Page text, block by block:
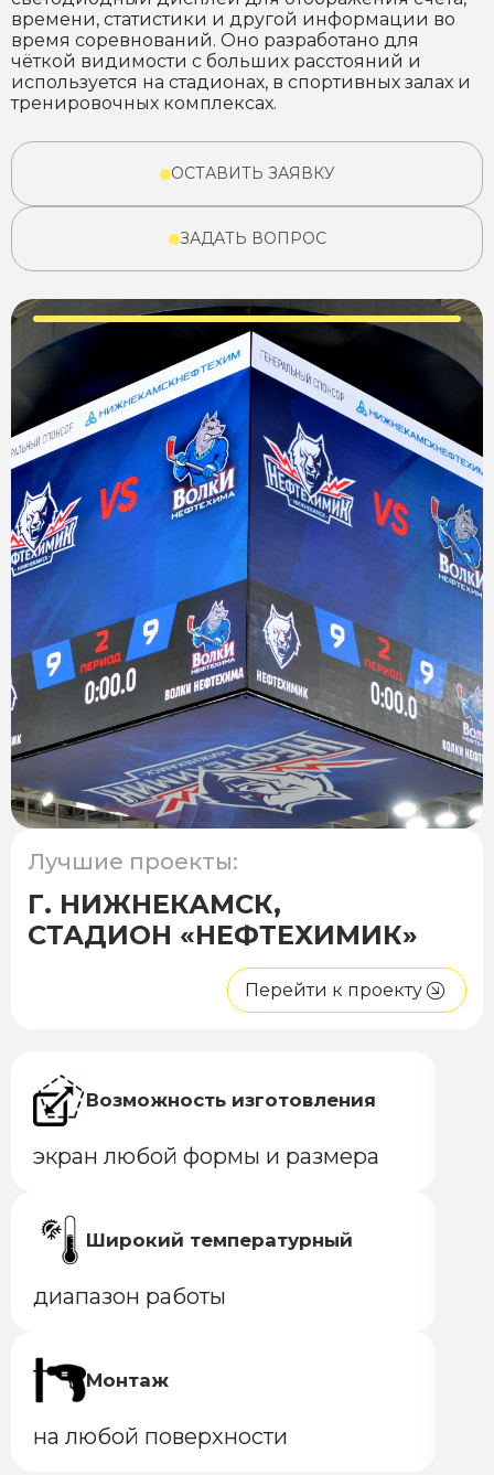
времени, статистики и другой информации во
время соревнований. Оно разработано для
чёткой видимости с больших расстояний и
используется на стадионах, в спортивных залах и
тренировочных комплексах.
ОСТАВИТЬ ЗАЯВКУ
ЗАДАТЬ ВОПРОС
Лучшие проекты:
Г. НИЖНЕКАМСК,
СТАДИОН «НЕФТЕХИМИК»
Перейти к проекту
Возможность изготовления
экран любой формы и размера
Широкий температурный
диапазон работы
Монтаж
на любой поверхности